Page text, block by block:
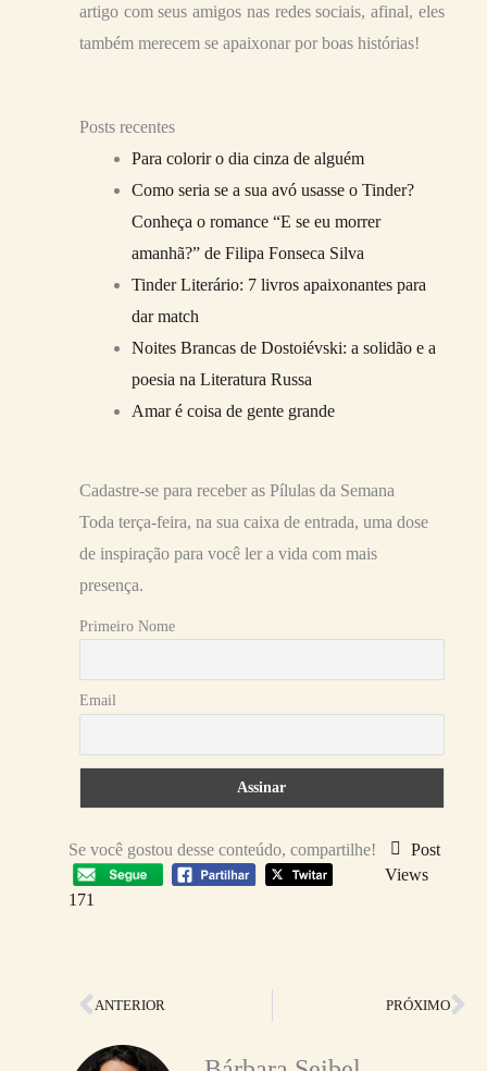
artigo com seus amigos nas redes sociais, afinal, eles
também merecem se apaixonar por boas histórias!
Posts recentes
Para colorir o dia cinza de alguém
Como seria se a sua avó usasse o Tinder?
Conheça o romance “E se eu morrer
amanhã?” de Filipa Fonseca Silva
Tinder Literário: 7 livros apaixonantes para
dar match
Noites Brancas de Dostoiévski: a solidão e a
poesia na Literatura Russa
Amar é coisa de gente grande
Cadastre-se para receber as Pílulas da Semana
Toda terça-feira, na sua caixa de entrada, uma dose
de inspiração para você ler a vida com mais
presença.
Primeiro Nome
Email
Se você gostou desse conteúdo, compartilhe!
Post
Views
171
Anterior
ANTERIOR PRÓXIMO